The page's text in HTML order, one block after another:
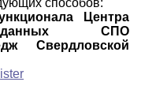
способов:
Центра
данных СПО
Свердловской